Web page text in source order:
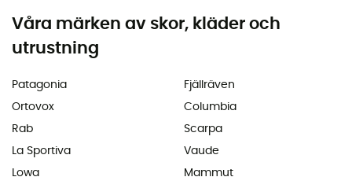
Våra märken av skor, kläder och
utrustning
Patagonia
Ortovox
Rab
La Sportiva
Lowa
Fjällräven
Columbia
Scarpa
Vaude
Mammut